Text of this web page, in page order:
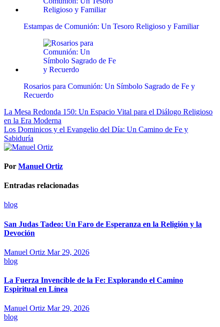
Estampas de Comunión: Un Tesoro Religioso y Familiar
Rosarios para Comunión: Un Símbolo Sagrado de Fe y
Recuerdo
Navegación
de
entradas
La Mesa Redonda 150: Un Espacio Vital para el Diálogo Religioso
en la Era Moderna
Los Dominicos y el Evangelio del Día: Un Camino de Fe y
Sabiduría
Por Manuel Ortiz
Entradas relacionadas
blog
San Judas Tadeo: Un Faro de Esperanza en la Religión y la
Devoción
Manuel Ortiz Mar 29, 2026
blog
La Fuerza Invencible de la Fe: Explorando el Camino
Espiritual en Línea
Manuel Ortiz Mar 29, 2026
blog